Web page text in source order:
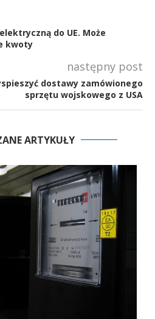
do UE. Może
kwoty
następny post
dostawy zamówionego
sprzętu wojskowego z USA
ARTYKUŁY